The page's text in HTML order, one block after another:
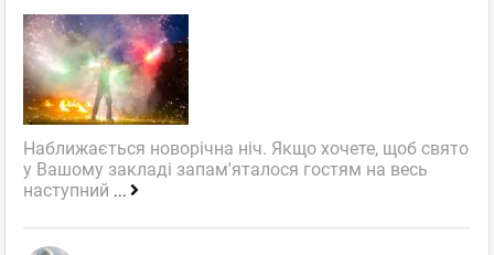
Наближається новорічна ніч. Якщо хочете, щоб свято
у Вашому закладі запам'яталося гостям на весь
наступний ...